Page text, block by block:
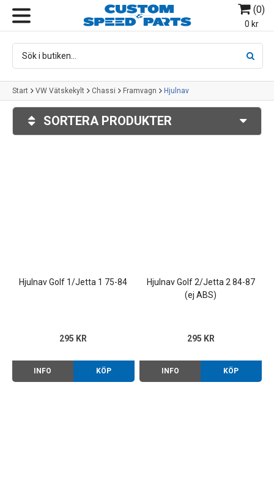
(0)
0 kr
Start VW Vätskekylt Chassi Framvagn Hjulnav
SORTERA PRODUKTER
Hjulnav Golf 1/Jetta 1 75-84
295 KR
INFO KÖP
Hjulnav Golf 2/Jetta 2 84-87
(ej ABS)
295 KR
INFO KÖP